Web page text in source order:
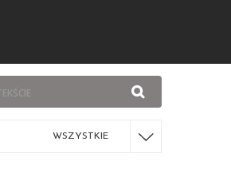
WSZYSTKIE